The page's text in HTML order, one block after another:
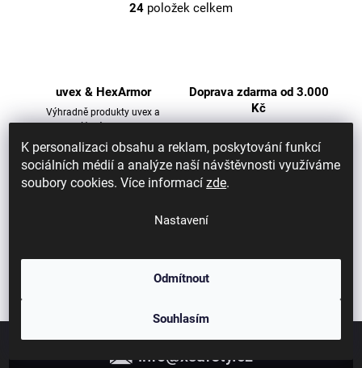
K personalizaci obsahu a reklam, poskytování funkcí
sociálních médií a analýze naší návštěvnosti využíváme
soubory cookies. Více informacízde.
Nastavení
Odmítnout
Souhlasím
O
a
c
í
p
r
k
v
ý
i
24 položek celkem
uvex & HexArmor
Výhradně produkty uvex a
HexArmor
Doprava zdarma od 3.000
Kč
místa
Zboží skladem expedujeme do
Oficiální distributor uvex
info@xsafety.cz